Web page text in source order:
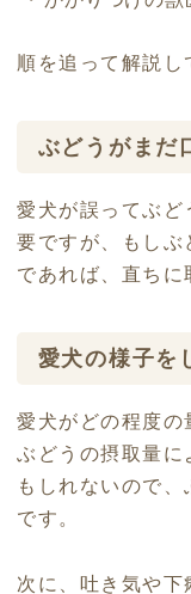
順を追って解説し
ぶどうがまだ
愛犬が誤ってぶ
要ですが、もし
であれば、直ちに
愛犬の様子を
愛犬がどの程度の
ぶどうの摂取量
もしれないので
です。
次に、吐き気や下